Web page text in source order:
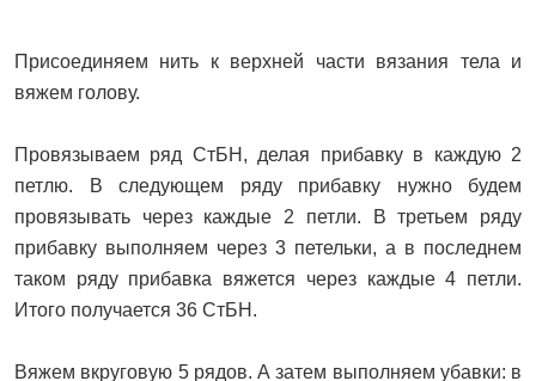
Присоединяем нить к верхней части вязания тела и
вяжем голову.
Провязываем ряд СтБН, делая прибавку в каждую 2
петлю. В следующем ряду прибавку нужно будем
провязывать через каждые 2 петли. В третьем ряду
прибавку выполняем через 3 петельки, а в последнем
таком ряду прибавка вяжется через каждые 4 петли.
Итого получается 36 СтБН.
Вяжем вкруговую 5 рядов. А затем выполняем убавки: в